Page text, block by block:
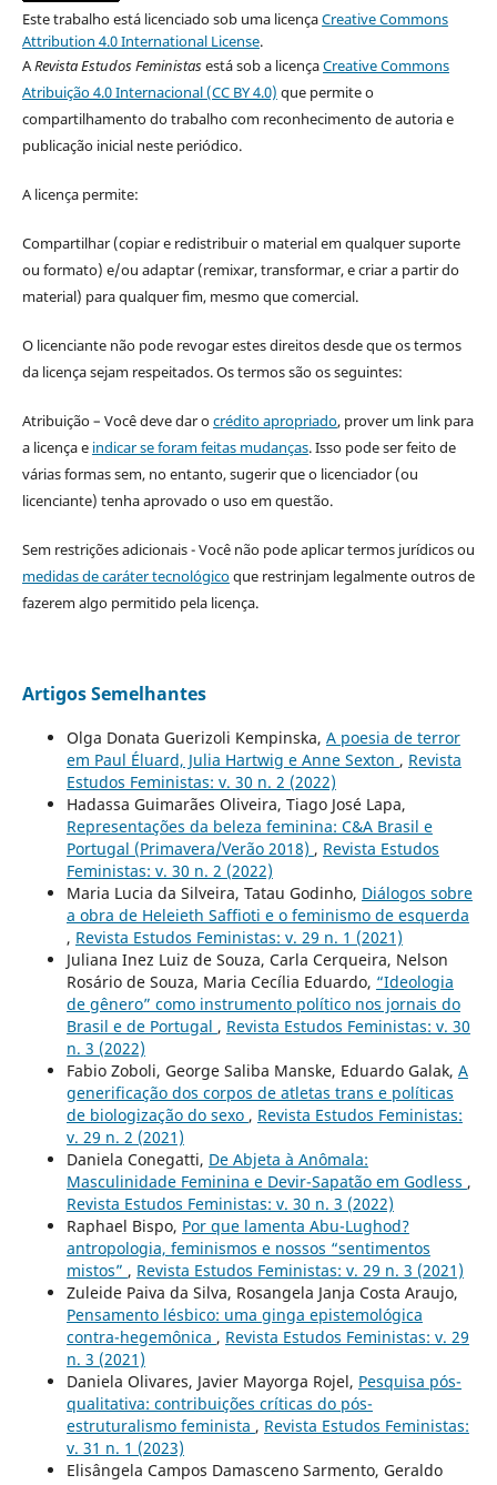
Este trabalho está licenciado sob uma licençaCreative Commons
Attribution 4.0 International License.
ARevista Estudos Feministasestá sob a licençaCreative Commons
Atribuição 4.0 Internacional (CC BY 4.0) que permite o
compartilhamento do trabalho com reconhecimento de autoria e
publicação inicial neste periódico.
A licença permite:
Compartilhar (copiar e redistribuir o material em qualquer suporte
ou formato) e/ou adaptar (remixar, transformar, e criar a partir do
material) para qualquer fim, mesmo que comercial.
O licenciante não pode revogar estes direitos desde que os termos
da licença sejam respeitados. Os termos são os seguintes:
Atribuição – Você deve dar ocrédito apropriado, prover um link para
a licença e indicar se foram feitas mudanças. Isso pode ser feito de
várias formas sem, no entanto, sugerir que o licenciador (ou
licenciante) tenha aprovado o uso em questão.
Sem restrições adicionais - Você não pode aplicar termos jurídicos ou
medidas de caráter tecnológicoque restrinjam legalmente outros de
fazerem algo permitido pela licença.
Artigos Semelhantes
Olga Donata Guerizoli Kempinska, A poesia de terror
em Paul Éluard, Julia Hartwig e Anne Sexton , Revista
Estudos Feministas: v. 30 n. 2 (2022)
Hadassa Guimarães Oliveira, Tiago José Lapa,
Representações da beleza feminina: C&A Brasil e
Portugal (Primavera/Verão 2018) , Revista Estudos
Feministas: v. 30 n. 2 (2022)
Maria Lucia da Silveira, Tatau Godinho, Diálogos sobre
a obra de Heleieth Saffioti e o feminismo de esquerda
, Revista Estudos Feministas: v. 29 n. 1 (2021)
Juliana Inez Luiz de Souza, Carla Cerqueira, Nelson
Rosário de Souza, Maria Cecília Eduardo, “Ideologia
de gênero” como instrumento político nos jornais do
Brasil e de Portugal , Revista Estudos Feministas: v. 30
n. 3 (2022)
Fabio Zoboli, George Saliba Manske, Eduardo Galak, A
generificação dos corpos de atletas trans e políticas
de biologização do sexo , Revista Estudos Feministas:
v. 29 n. 2 (2021)
Daniela Conegatti, De Abjeta à Anômala:
Masculinidade Feminina e Devir-Sapatão em Godless ,
Revista Estudos Feministas: v. 30 n. 3 (2022)
Raphael Bispo, Por que lamenta Abu-Lughod?
antropologia, feminismos e nossos “sentimentos
mistos” , Revista Estudos Feministas: v. 29 n. 3 (2021)
Zuleide Paiva da Silva, Rosangela Janja Costa Araujo,
Pensamento lésbico: uma ginga epistemológica
contra-hegemônica , Revista Estudos Feministas: v. 29
n. 3 (2021)
Daniela Olivares, Javier Mayorga Rojel, Pesquisa pós-
qualitativa: contribuições críticas do pós-
estruturalismo feminista , Revista Estudos Feministas:
v. 31 n. 1 (2023)
Elisângela Campos Damasceno Sarmento, Geraldo